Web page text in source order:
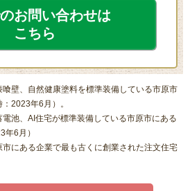
お問い合わせは
こちら
壁、自然健康塗料を標準装備している市原市
2023年6月）。
池、AI住宅が標準装備している市原市にある
6月）
にある企業で最も古くに創業された注文住宅